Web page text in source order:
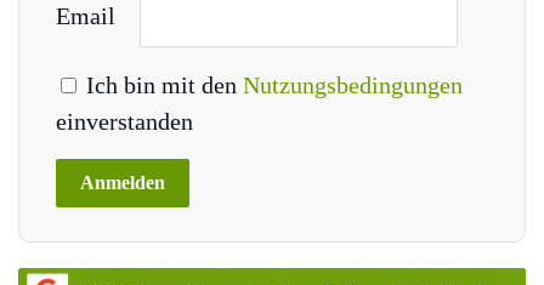
Email
Ich bin mit den Nutzungsbedingungen
einverstanden